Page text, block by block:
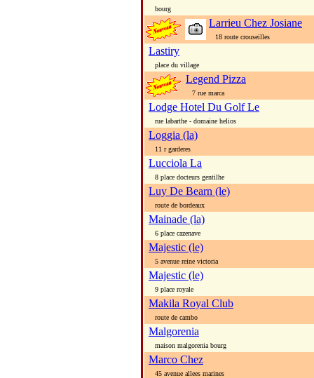
bourg
Larrieu Chez Josiane
18 route crouseilles
Lastiry
place du village
Legend Pizza
7 rue marca
Lodge Hotel Du Golf Le
rue labarthe - domaine helios
Loggia (la)
11 r garderes
Lucciola La
8 place docteurs gentilhe
Luy De Bearn (le)
route de bordeaux
Mainade (la)
6 place cazenave
Majestic (le)
5 avenue reine victoria
Majestic (le)
9 place royale
Makila Royal Club
route de cambo
Malgorenia
maison malgorenia bourg
Marco Chez
45 avenue allees marines